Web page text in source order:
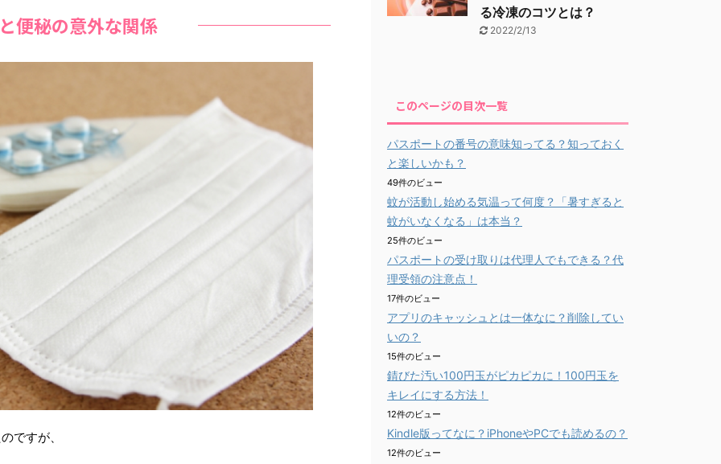
便秘の意外な関係
ですが、
る冷凍のコツとは？
2022/2/13
このページの目次一覧
パスポートの番号の意味知ってる？知っておく
と楽しいかも？
49件のビュー
蚊が活動し始める気温って何度？「暑すぎると
蚊がいなくなる」は本当？
25件のビュー
パスポートの受け取りは代理人でもできる？代
理受領の注意点！
17件のビュー
アプリのキャッシュとは一体なに？削除してい
いの？
15件のビュー
錆びた汚い100円玉がピカピカに！100円玉を
キレイにする方法！
12件のビュー
Kindle版ってなに？iPhoneやPCでも読めるの？
12件のビュー